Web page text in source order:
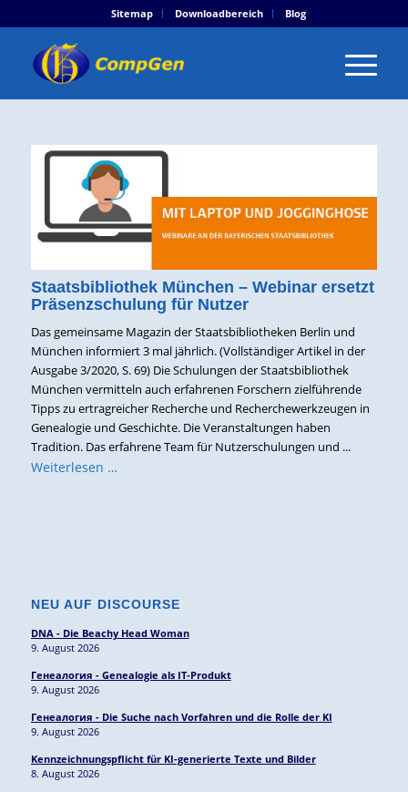
Sitemap Downloadbereich Blog
Staatsbibliothek München – Webinar ersetzt
Präsenzschulung für Nutzer
Das gemeinsame Magazin der Staatsbibliotheken Berlin und
München informiert 3 mal jährlich. (Vollständiger Artikel in der
Ausgabe 3/2020, S. 69) Die Schulungen der Staatsbibliothek
München vermitteln auch erfahrenen Forschern zielführende
Tipps zu ertragreicher Recherche und Recherchewerkzeugen in
Genealogie und Geschichte. Die Veranstaltungen haben
Tradition. Das erfahrene Team für Nutzerschulungen und ...
Weiterlesen …
NEU AUF DISCOURSE
DNA - Die Beachy Head Woman
9. August 2026
Генеалогия - Genealogie als IT-Produkt
9. August 2026
Генеалогия - Die Suche nach Vorfahren und die Rolle der KI
9. August 2026
Kennzeichnungspflicht für KI-generierte Texte und Bilder
8. August 2026